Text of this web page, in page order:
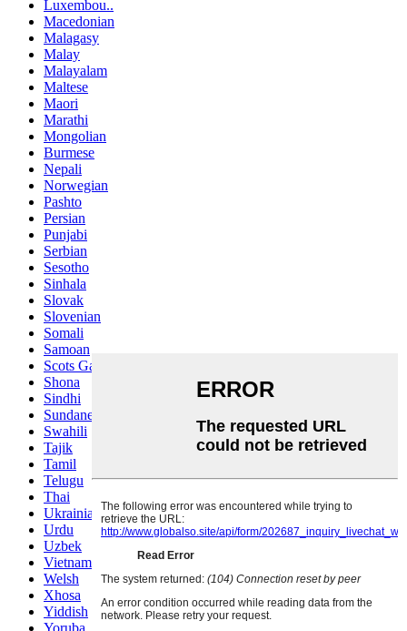
Luxembou..
Macedonian
Malagasy
Malay
Malayalam
Maltese
Maori
Marathi
Mongolian
Burmese
Nepali
Norwegian
Pashto
Persian
Punjabi
Serbian
Sesotho
Sinhala
Slovak
Slovenian
Somali
Samoan
Scots Gaelic
Shona
Sindhi
Sundanese
Swahili
Tajik
Tamil
Telugu
Thai
Ukrainian
Urdu
Uzbek
Vietnamese
Welsh
Xhosa
Yiddish